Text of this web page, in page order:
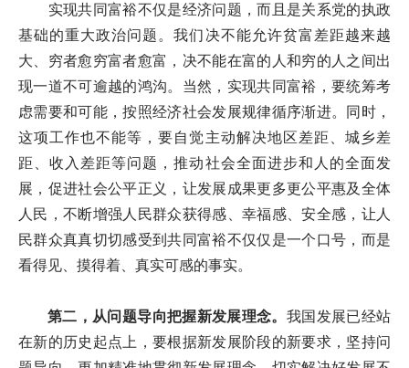
实现共同富裕不仅是经济问题，而且是关系党的执政
基础的重大政治问题。我们决不能允许贫富差距越来越
大、穷者愈穷富者愈富，决不能在富的人和穷的人之间出
现一道不可逾越的鸿沟。当然，实现共同富裕，要统筹考
虑需要和可能，按照经济社会发展规律循序渐进。同时，
这项工作也不能等，要自觉主动解决地区差距、城乡差
距、收入差距等问题，推动社会全面进步和人的全面发
展，促进社会公平正义，让发展成果更多更公平惠及全体
人民，不断增强人民群众获得感、幸福感、安全感，让人
民群众真真切切感受到共同富裕不仅仅是一个口号，而是
看得见、摸得着、真实可感的事实。
第二，从问题导向把握新发展理念。 我国发展已经站
在新的历史起点上，要根据新发展阶段的新要求，坚持问